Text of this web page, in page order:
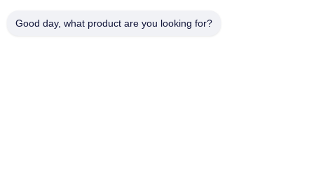
Good day, what product are you looking for?